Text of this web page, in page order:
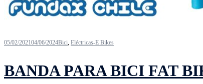
05/02/202104/06/2024Bici, Eléctricas-E Bikes
BANDA PARA BICI FAT